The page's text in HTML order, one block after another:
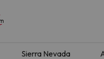
Sierra Nevada